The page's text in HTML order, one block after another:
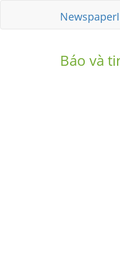
Báo và